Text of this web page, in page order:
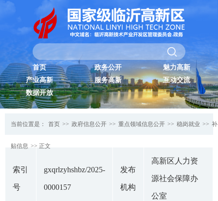
首页 政务公开
魅力高新
产业高新
服务高新
互动交流
数据开放
当前位置是： 首页 >> 政府信息公开 >> 重点领域信息公开 >> 稳岗就业 >> 补
贴信息 >> 正文
索引
号
gxqrlzyhshbz/2025-
0000157
发布
机构
高新区人力资
源社会保障办
公室